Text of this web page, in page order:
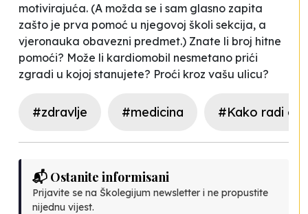
motivirajuća. (A možda se i sam glasno zapita
zašto je prva pomoć u njegovoj školi sekcija, a
vjeronauka obavezni predmet.) Znate li broj hitne
pomoći? Može li kardiomobil nesmetano prići
zgradi u kojoj stanujete? Proći kroz vašu ulicu?
#zdravlje #medicina #Kako radi
📬 Ostanite informisani
Prijavite se na Školegijum newsletter i ne propustite
nijednu vijest.